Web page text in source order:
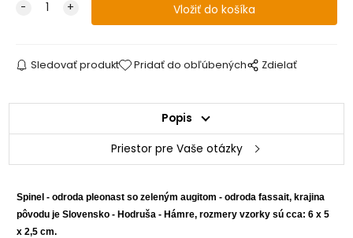
Sledovať produkt Pridať do obľúbených Zdielať
Popis
Priestor pre Vaše otázky
Spinel - odroda pleonast so zeleným augitom - odroda fassait, krajina
pôvodu je Slovensko - Hodruša - Hámre, rozmery vzorky sú cca: 6 x 5
x 2,5 cm.